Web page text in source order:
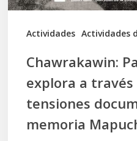
Actividades Actividades
tensiones
documentales
memoria
Mapuche
Chawrakawin:
explora a
tensiones
memoria